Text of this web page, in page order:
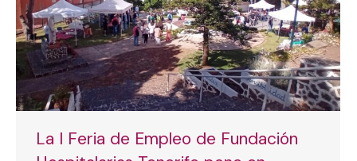
La I Feria de Empleo de Fundación